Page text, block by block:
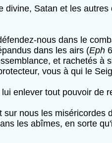
Satan et les
nous dans le
dans les airs (Eph
et rachetés à
vous à qui le
enlever tout pouvoir de
nous les miséricordes
les abîmes, en sorte